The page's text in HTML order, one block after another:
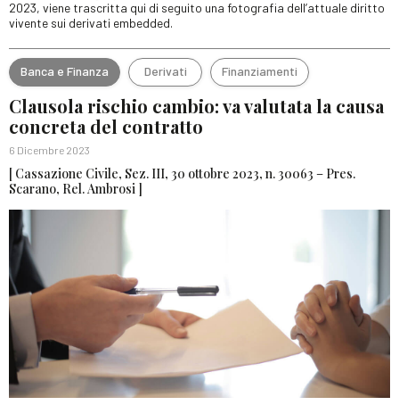
2023, viene trascritta qui di seguito una fotografia dell’attuale diritto
vivente sui derivati embedded.
Banca e Finanza Derivati Finanziamenti
Clausola rischio cambio: va valutata la causa
concreta del contratto
6 Dicembre 2023
[ Cassazione Civile, Sez. III, 30 ottobre 2023, n. 30063 – Pres.
Scarano, Rel. Ambrosi ]